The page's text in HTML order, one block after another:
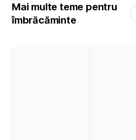
Mai multe teme pentru
îmbrăcăminte